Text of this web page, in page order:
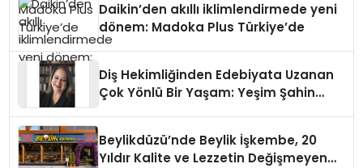
Daikin’den akıllı iklimlendirmede yeni
dönem: Madoka Plus Türkiye’de
Diş Hekimliğinden Edebiyata Uzanan
Çok Yönlü Bir Yaşam: Yeşim Şahin
Beylikdüzü’nde Beylik İşkembe, 20
Yıldır Kalite ve Lezzetin Değişmeyen